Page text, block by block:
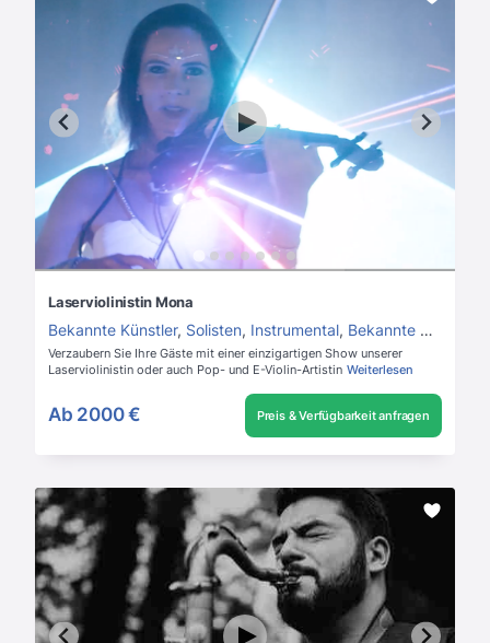
Laserviolinistin Mona
Bekannte Künstler, Solisten, Instrumental, Bekannte Musiker
Verzaubern Sie Ihre Gäste mit einer einzigartigen Show unserer
Laserviolinistin oder auch Pop- und E-Violin-Artistin Weiterlesen
Ab 2000 € Preis & Verfügbarkeit anfragen